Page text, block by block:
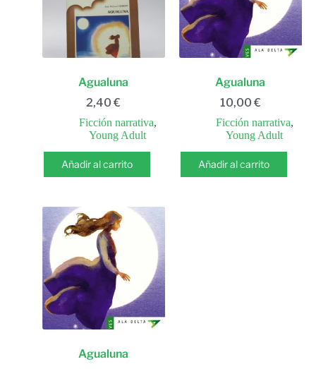
Agualuna
2,40€
Ficción narrativa,
Young Adult
Añadir al carrito
Agualuna
10,00 €
Ficción narrativa,
Young Adult
Añadir al carrito
Agualuna